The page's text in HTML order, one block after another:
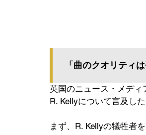
「曲のクオリティ
英国のニュース・メディ
R. Kellyについて言及した
まず、R. Kellyの犠牲者